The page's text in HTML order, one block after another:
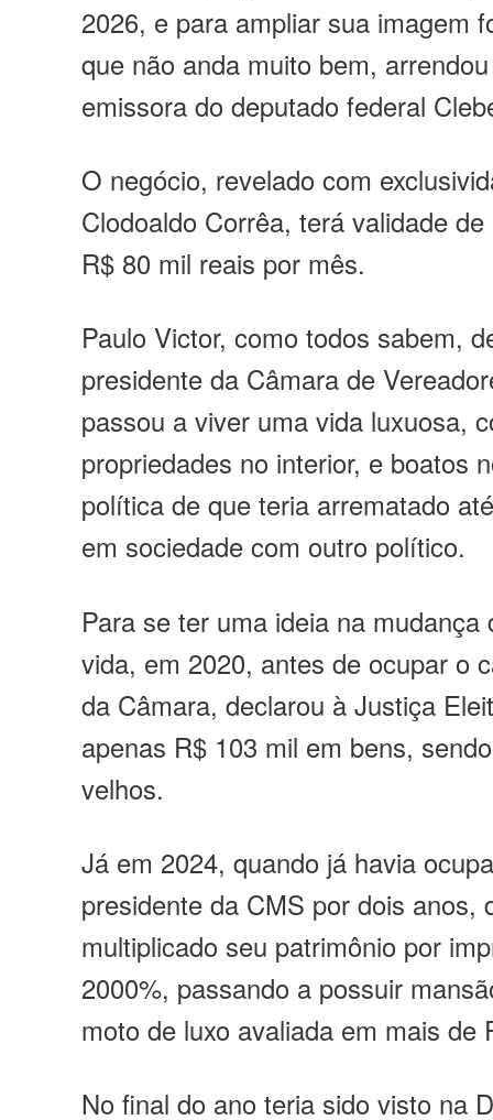
2026, e para ampliar sua imagem
que não anda muito bem,
emissora do deputado federal
O negócio, revelado com
Clodoaldo Corrêa, terá validade
R$ 80 mil reais por mês.
Paulo Victor, como todos sabem,
presidente da Câmara de
passou a viver uma vida luxuosa,
propriedades no interior, e boatos
política de que teria arrematado
em sociedade com outro político.
Para se ter uma ideia na mudança
vida, em 2020, antes de ocupar o
da Câmara, declarou à Justiça
apenas R$ 103 mil em bens,
velhos.
Já em 2024, quando já havia
presidente da CMS por dois anos,
multiplicado seu patrimônio por
2000%, passando a possuir
moto de luxo avaliada em mais de
No final do ano teria sido visto na